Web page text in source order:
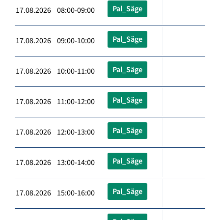
17.08.2026 08:00-09:00 Pal_Säge
17.08.2026 09:00-10:00 Pal_Säge
17.08.2026 10:00-11:00 Pal_Säge
17.08.2026 11:00-12:00 Pal_Säge
17.08.2026 12:00-13:00 Pal_Säge
17.08.2026 13:00-14:00 Pal_Säge
17.08.2026 15:00-16:00 Pal_Säge